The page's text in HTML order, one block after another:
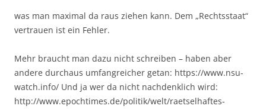
was man maximal da raus ziehen kann. Dem „Rechtsstaat“
vertrauen ist ein Fehler.
Mehr braucht man dazu nicht schreiben – haben aber
andere durchaus umfangreicher getan: https://www.nsu-
watch.info/ Und ja wer da nicht nachdenklich wird:
http://www.epochtimes.de/politik/welt/raetselhaftes-